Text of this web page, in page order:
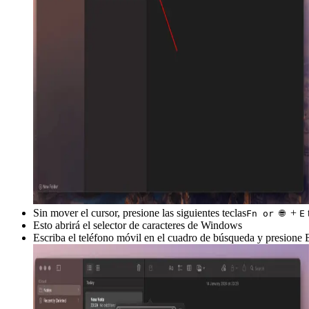
Sin mover el cursor, presione las siguientes teclasFn or 🌐 + E
Esto abrirá el selector de caracteres de Windows
Escriba el teléfono móvil en el cuadro de búsqueda y presione